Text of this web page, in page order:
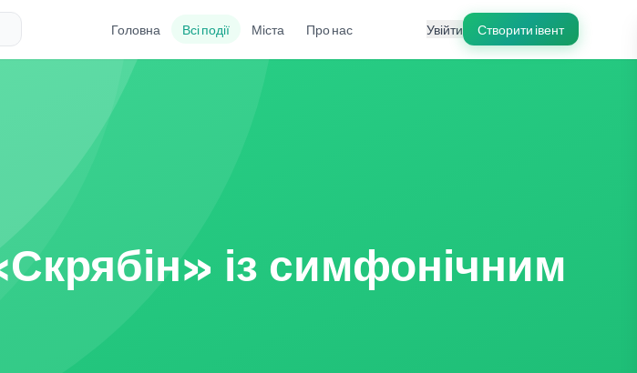
Головна Всі події Міста Про нас Увійти Створити івент
із симфонічним